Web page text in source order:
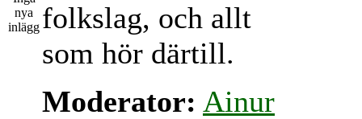
folkslag, och allt
som hör därtill.
Moderator: Ainur